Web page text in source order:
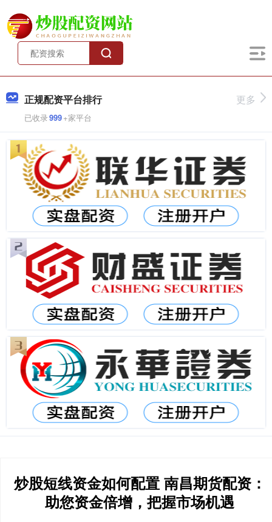
正规配资平台排行
已收录999+家平台
更多
炒股短线资金如何配置 南昌期货配资：
助您资金倍增，把握市场机遇